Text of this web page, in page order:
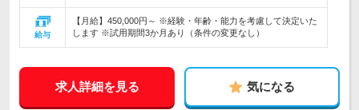
給与
【月給】450,000円～ ※経験・年齢・能力を考慮して決定いた
します ※試用期間3か月あり（条件の変更なし）
求人詳細を見る 気になる